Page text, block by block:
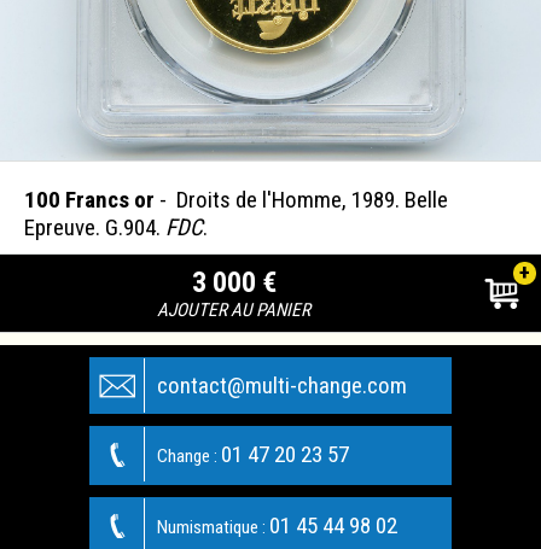
100 Francs or - Droits de l'Homme, 1989. Belle
Epreuve. G.904. FDC.
3 000 €
AJOUTER AU PANIER
+
contact@multi-change.com
Change : 01 47 20 23 57
Numismatique : 01 45 44 98 02